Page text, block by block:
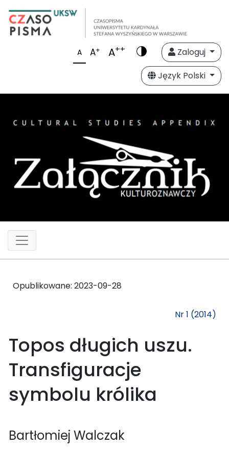
A A+ A++
Zaloguj
Język Polski
Opublikowane: 2023-09-28
Nr 1 (2014)
Topos długich uszu.
Transfiguracje
symbolu królika
Bartłomiej Walczak